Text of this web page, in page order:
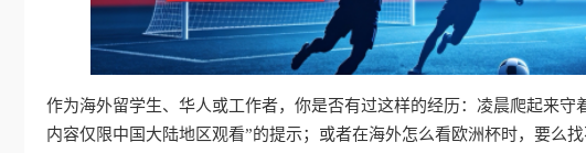
作为海外留学生、华人或工作者，你是否有过这样的经历：凌晨爬起来
内容仅限中国大陆地区观看”的提示；或者在海外怎么看欧洲杯时，要么